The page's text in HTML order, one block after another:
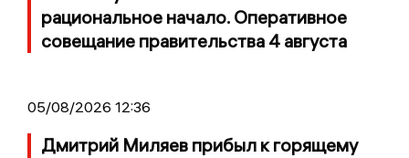
рациональное начало. Оперативное
совещание правительства 4 августа
05/08/2026 12:36
Дмитрий Миляев прибыл к горящему